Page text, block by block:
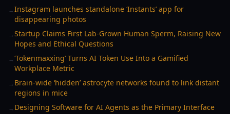
→Instagram launches standalone ‘Instants’ app for
disappearing photos
→Startup Claims First Lab-Grown Human Sperm, Raising New
Hopes and Ethical Questions
→‘Tokenmaxxing’ Turns AI Token Use Into a Gamified
Workplace Metric
→ Brain-wide ‘hidden’ astrocyte networks found to link distant
regions in mice
→ Designing Software for AI Agents as the Primary Interface